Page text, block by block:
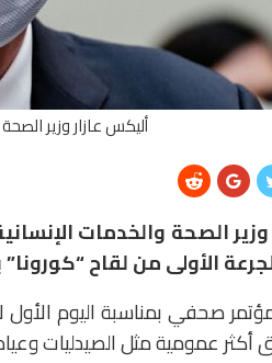
أليكس عازار وزير
الأولى من لقاح “كورونا”
صحفي بمناسبة اليوم الأول
عمومية مثل الصيدليات